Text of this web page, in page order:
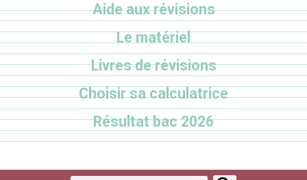
Aide aux révisions
Le matériel
Livres de révisions
Choisir sa calculatrice
Résultat bac 2026